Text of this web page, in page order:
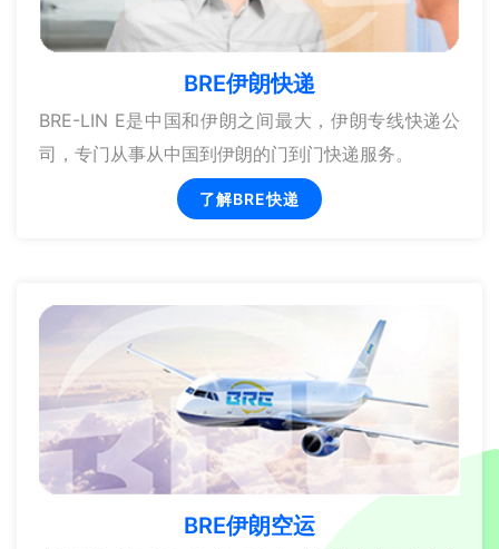
BRE伊朗快递
BRE-LIN E是中国和伊朗之间最大，伊朗专线快递公
司，专门从事从中国到伊朗的门到门快递服务。
了解BRE快递
BRE伊朗空运